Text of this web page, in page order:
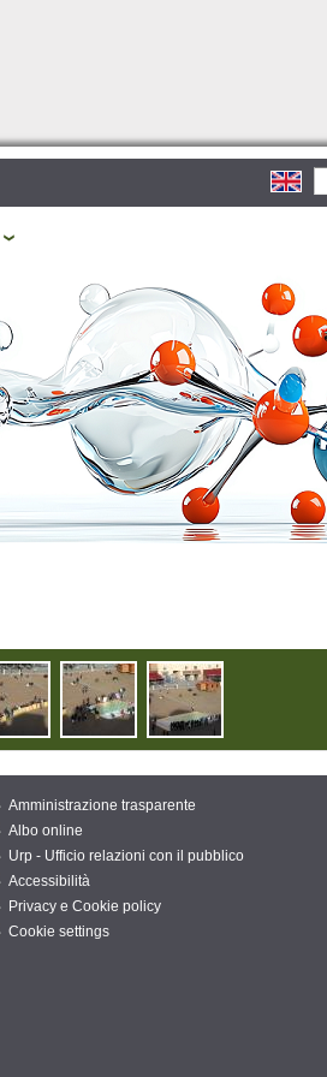
Amministrazione trasparente
Albo online
Urp - Ufficio relazioni con il pubblico
Accessibilità
Privacy e Cookie policy
Cookie settings